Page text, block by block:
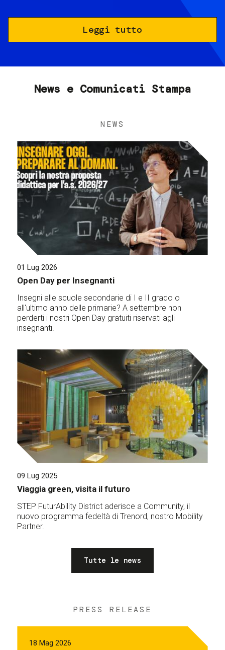
Leggi tutto
News e Comunicati Stampa
NEWS
01 Lug 2026
Open Day per Insegnanti
Insegni alle scuole secondarie di I e II grado o
all'ultimo anno delle primarie? A settembre non
perderti i nostri Open Day gratuiti riservati agli
insegnanti.
09 Lug 2025
Viaggia green, visita il futuro
STEP FuturAbility District aderisce a Community, il
nuovo programma fedeltà di Trenord, nostro Mobility
Partner.
Tutte le news
PRESS RELEASE
18 Mag 2026